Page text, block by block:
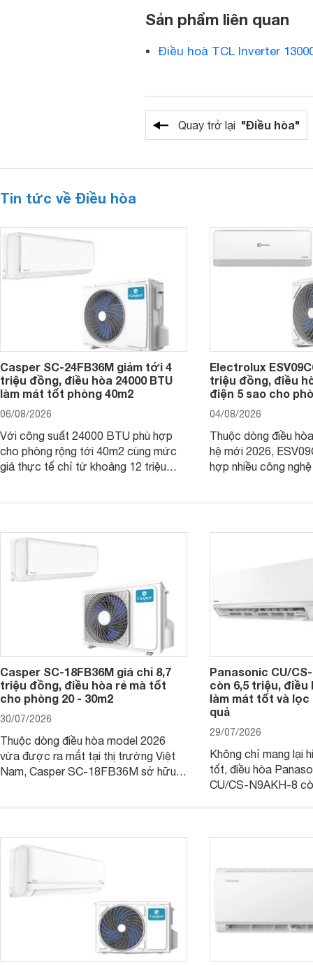
Sản phẩm liên quan
Điều hoà TCL Inverter
Quay trở lại "Điều hòa"
Tin tức về Điều hòa
Casper SC-24FB36M giảm tới 4
triệu đồng, điều hòa 24000 BTU
làm mát tốt phòng 40m2
06/08/2026
Với công suất 24000 BTU phù hợp
cho phòng rộng tới 40m2 cùng mức
giá thực tế chỉ từ khoảng 12 triệu
Electrolux
triệu đồng, điều
điện 5 sao cho
04/08/2026
Thuộc dòng điều
hệ mới 2026,
hợp nhiều công
Casper SC-18FB36M giá chỉ 8,7
triệu đồng, điều hòa rẻ mà tốt
cho phòng 20 - 30m2
30/07/2026
Thuộc dòng điều hòa model 2026
vừa được ra mắt tại thị trường Việt
Nam, Casper SC-18FB36M sở hữu
nhiều tính năng và công nghệ hiện đại.
Panasonic CU/
còn 6,5 triệu, điều
làm mát tốt và lọc
quả
29/07/2026
Không chỉ mang lại
tốt, điều hòa
CU/CS-N9AKH-8